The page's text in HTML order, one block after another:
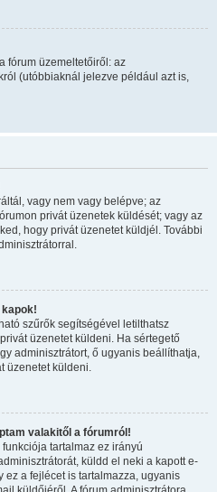
fórum üzemeltetőiről: az
(utóbbiaknál jelezve például azt is,
vagy nem vagy belépve; az
privát üzenetek küldését; vagy az
hogy privát üzenetet küldjél. További
szűrők segítségével letilthatsz
üzenetet küldeni. Ha sértegető
adminisztrátort, ő ugyanis beállíthatja,
üzenetet küldeni.
valakitől a fórumról!
tartalmaz ez irányú
küldd el neki a kapott e-
ez a fejlécet is tartalmazza, ugyanis